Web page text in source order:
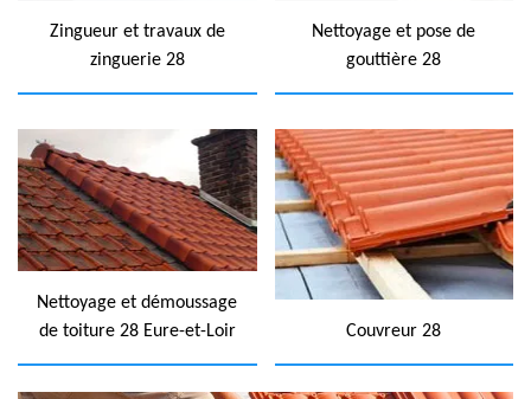
Zingueur et travaux de
zinguerie 28
Nettoyage et pose de
gouttière 28
Nettoyage et démoussage
de toiture 28 Eure-et-Loir
Couvreur 28